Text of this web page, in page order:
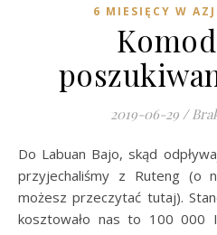
6 MIESIĘCY W
2019-06-29 /
Do Labuan Bajo, skąd odpływają łódki do Parku Komodo,
przyjechaliśmy z Ruteng (o
możesz przeczytać tutaj).
kosztowało nas to 100 000